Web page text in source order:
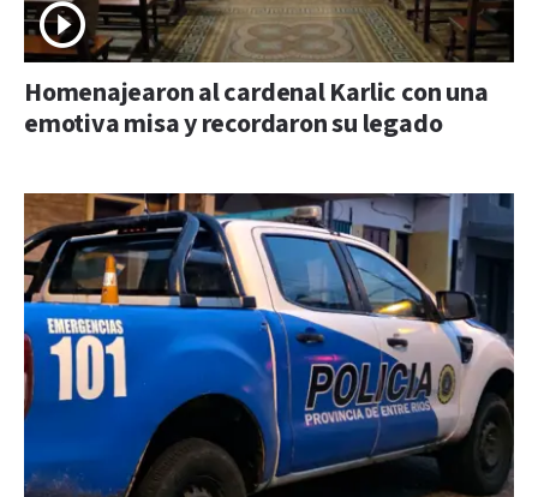
Homenajearon al cardenal Karlic con una
emotiva misa y recordaron su legado